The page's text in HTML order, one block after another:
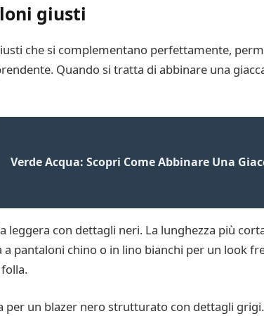
giusti
che si complementano perfettamente,
Quando si tratta di abbinare una
Verde Acqua: Scopri Come Abbinare Una
leggera con dettagli neri. La lunghezza più
pantaloni chino o in lino bianchi per un look
un blazer nero strutturato con dettagli